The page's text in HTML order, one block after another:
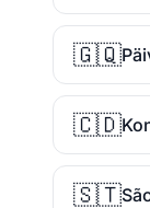
🇬🇶
🇨🇩
🇸🇹